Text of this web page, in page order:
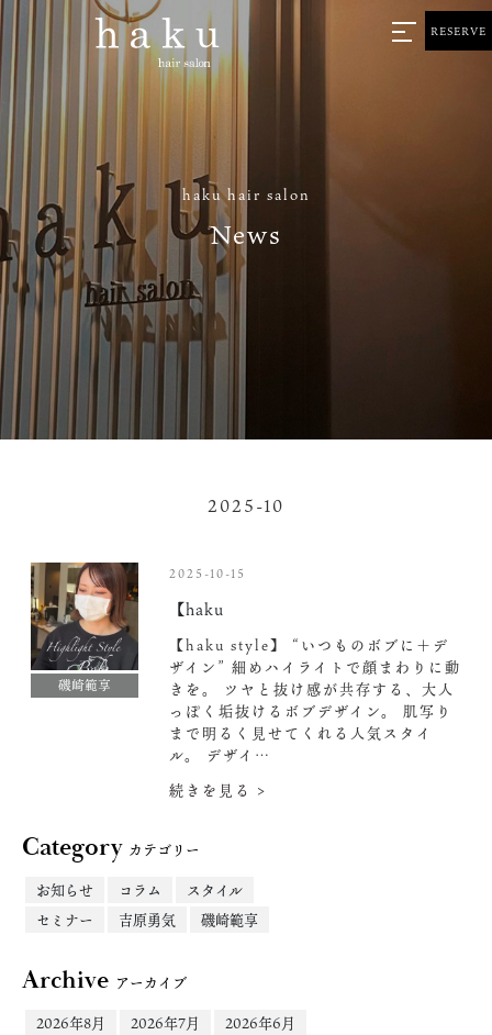
haku hair salon
News
RESERVE
2025-10
磯崎範享
2025-10-15
【haku
【haku style】 “いつものボブに＋デ
ザイン” 細めハイライトで顔まわりに動
きを。 ツヤと抜け感が共存する、大人
っぽく垢抜けるボブデザイン。 肌写り
まで明るく見せてくれる人気スタイ
ル。 デザイ…
続きを見る >
Categoryカテゴリー
お知らせ
コラム
スタイル
セミナー
吉原勇気 磯崎範享
Archive アーカイブ
2026年8月
2026年7月
2026年6月